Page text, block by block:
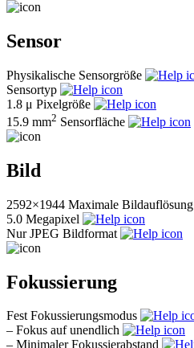
Sensor
Physikalische Sensorgröße
Sensortyp
1.8 μ Pixelgröße
15.9 mm2 Sensorfläche
Bild
2592×1944 Maximale Bildauflösung
5.0 Megapixel
Nur JPEG Bildformat
Fokussierung
FestFokussierungsmodus
– Fokus auf unendlich
– Minimaler Fokussierabstand